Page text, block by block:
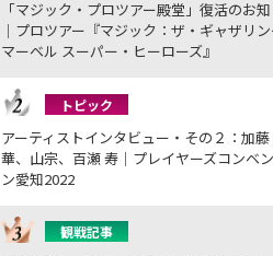
「マジック・プロツアー殿堂」復活のお
｜プロツアー『マジック：ザ・ギャザリ
マーベル スーパー・ヒーローズ』
トピック
アーティストインタビュー・その２：加藤
華、山宗、百瀬 寿｜プレイヤーズコンベ
ン愛知2022
観戦記事